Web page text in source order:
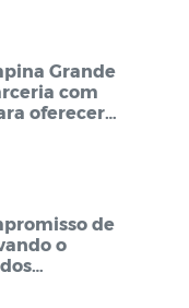
Grande
com
oferecer
de
o
de